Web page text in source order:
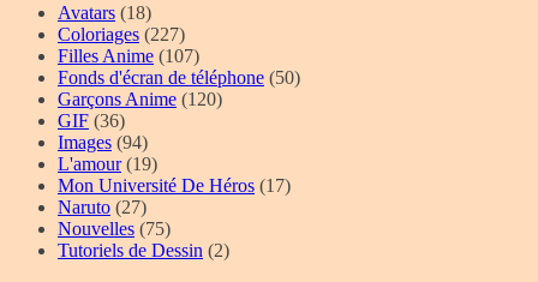
Avatars (18)
Coloriages (227)
Filles Anime (107)
Fonds d'écran de téléphone (50)
Garçons Anime (120)
GIF (36)
Images (94)
L'amour(19)
Mon Université De Héros (17)
Naruto (27)
Nouvelles (75)
Tutoriels de Dessin (2)